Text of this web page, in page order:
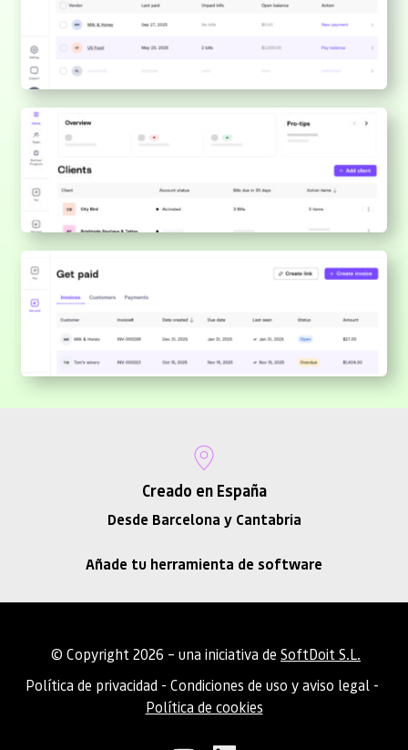
Creado en España
Desde Barcelona y Cantabria
Añade tu herramienta de software
© Copyright 2026 – una iniciativa de SoftDoit S.L.
Política de privacidad - Condiciones de uso y aviso legal
Política de cookies